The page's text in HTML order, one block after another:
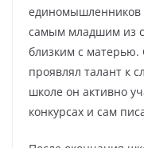
единомышленников
самым младшим из
близким с матерью.
проявлял талант к
школе он активно
конкурсах и сам